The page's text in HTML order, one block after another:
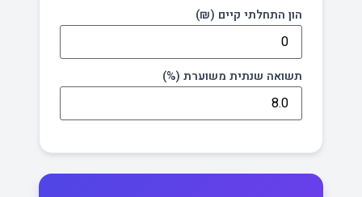
הון התחלתי קיים (₪)
תשואה שנתית משוערת (%)